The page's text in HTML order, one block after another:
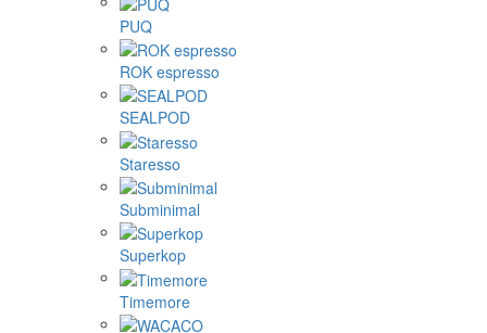
PUQ
ROK espresso
SEALPOD
Staresso
Subminimal
Superkop
Timemore